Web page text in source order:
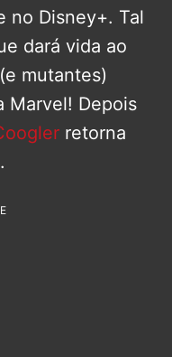
no Disney+. Tal
dará vida ao
mutantes)
Marvel! Depois
retorna